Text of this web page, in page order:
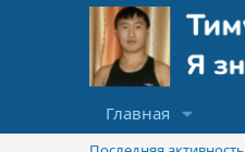
Главная